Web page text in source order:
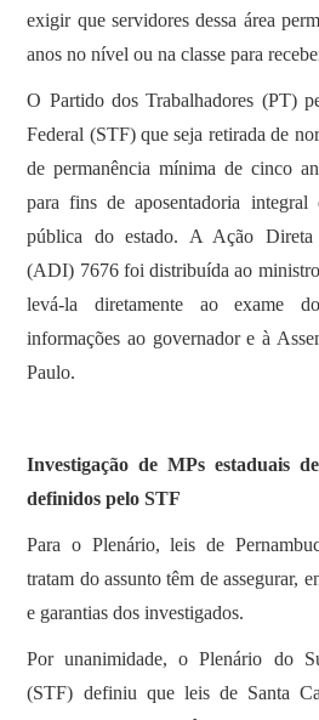
exigir que servidores dessa área
anos no nível ou na classe para
O Partido dos Trabalhadores (PT)
Federal (STF) que seja retirada de
de permanência mínima de cinco
para fins de aposentadoria integral
pública do estado. A Ação Direta
(ADI) 7676 foi distribuída ao
levá-la diretamente ao exame
informações ao governador e à
Paulo.
Investigação de MPs estaduais
definidos pelo STF
Para o Plenário, leis de
tratam do assunto têm de assegurar,
e garantias dos investigados.
Por unanimidade, o Plenário do
(STF) definiu que leis de Santa